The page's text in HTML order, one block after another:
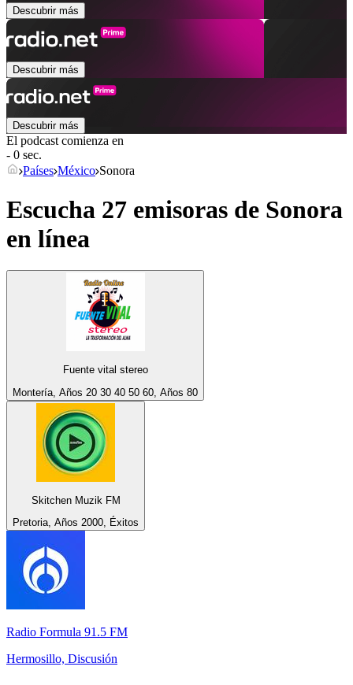
Descubrir más
Descubrir más
Descubrir más
El podcast comienza en
- 0 sec.
Países México Sonora
Escucha 27 emisoras de Sonora
en línea
Fuente vital stereo
Montería, Años 20 30 40 50 60, Años 80
Skitchen Muzik FM
Pretoria, Años 2000, Éxitos
Radio Formula 91.5 FM
Hermosillo, Discusión